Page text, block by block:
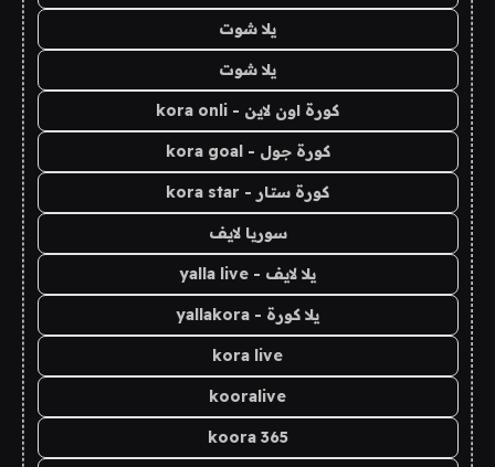
يلا شوت
يلا شوت
كورة اون لاين - kora onli
كورة جول - kora goal
كورة ستار - kora star
سوريا لايف
يلا لايف - yalla live
يلا كورة - yallakora
kora live
kooralive
koora 365